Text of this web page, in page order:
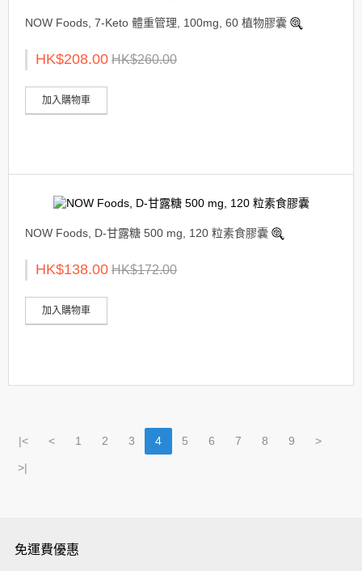
NOW Foods, 7-Keto 體重管理, 100mg, 60 植物膠囊
HK$208.00 HK$260.00
加入購物車
NOW Foods, D-甘露糖 500 mg, 120 粒素食膠囊
HK$138.00 HK$172.00
加入購物車
|< < 1 2 3 4 5 6 7 8 9 >
>|
免運費優惠